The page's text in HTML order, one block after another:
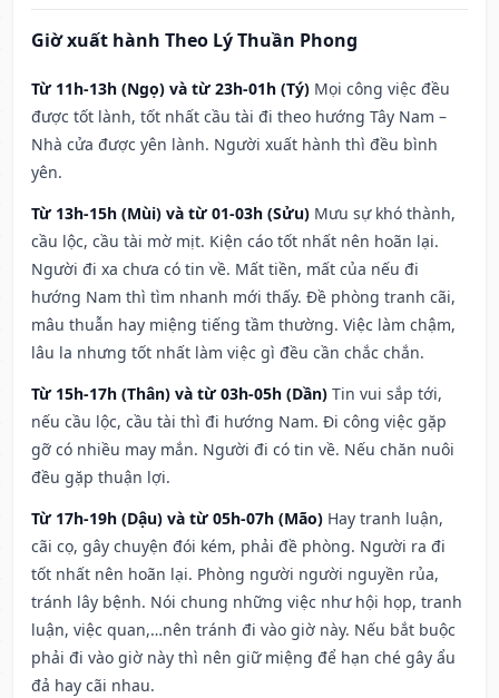
Giờ xuất hành Theo Lý Thuần Phong
Từ 11h-13h (Ngọ) và từ 23h-01h (Tý) Mọi công việc đều
được tốt lành, tốt nhất cầu tài đi theo hướng Tây Nam –
Nhà cửa được yên lành. Người xuất hành thì đều bình
yên.
Từ 13h-15h (Mùi) và từ 01-03h (Sửu) Mưu sự khó thành,
cầu lộc, cầu tài mờ mịt. Kiện cáo tốt nhất nên hoãn lại.
Người đi xa chưa có tin về. Mất tiền, mất của nếu đi
hướng Nam thì tìm nhanh mới thấy. Đề phòng tranh cãi,
mâu thuẫn hay miệng tiếng tầm thường. Việc làm chậm,
lâu la nhưng tốt nhất làm việc gì đều cần chắc chắn.
Từ 15h-17h (Thân) và từ 03h-05h (Dần) Tin vui sắp tới,
nếu cầu lộc, cầu tài thì đi hướng Nam. Đi công việc gặp
gỡ có nhiều may mắn. Người đi có tin về. Nếu chăn nuôi
đều gặp thuận lợi.
Từ 17h-19h (Dậu) và từ 05h-07h (Mão) Hay tranh luận,
cãi cọ, gây chuyện đói kém, phải đề phòng. Người ra đi
tốt nhất nên hoãn lại. Phòng người người nguyền rủa,
tránh lây bệnh. Nói chung những việc như hội họp, tranh
luận, việc quan,…nên tránh đi vào giờ này. Nếu bắt buộc
phải đi vào giờ này thì nên giữ miệng để hạn ché gây ẩu
đả hay cãi nhau.